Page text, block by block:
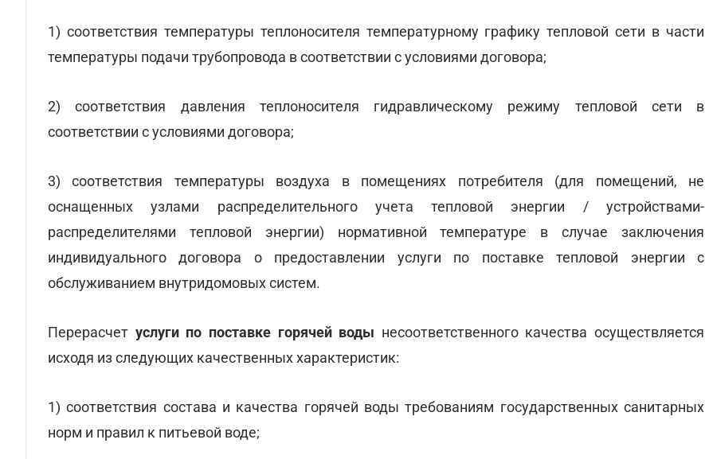
1) соответствия температуры теплоносителя температурному графику тепловой сети в части
температуры подачи трубопровода в соответствии с условиями договора;
2) соответствия давления теплоносителя гидравлическому режиму тепловой сети в
соответствии с условиями договора;
3) соответствия температуры воздуха в помещениях потребителя (для помещений, не
оснащенных узлами распределительного учета тепловой энергии / устройствами-
распределителями тепловой энергии) нормативной температуре в случае заключения
индивидуального договора о предоставлении услуги по поставке тепловой энергии с
обслуживанием внутридомовых систем.
Перерасчет услуги по поставке горячей воды несоответственного качества осуществляется
исходя из следующих качественных характеристик:
1) соответствия состава и качества горячей воды требованиям государственных санитарных
норм и правил к питьевой воде;